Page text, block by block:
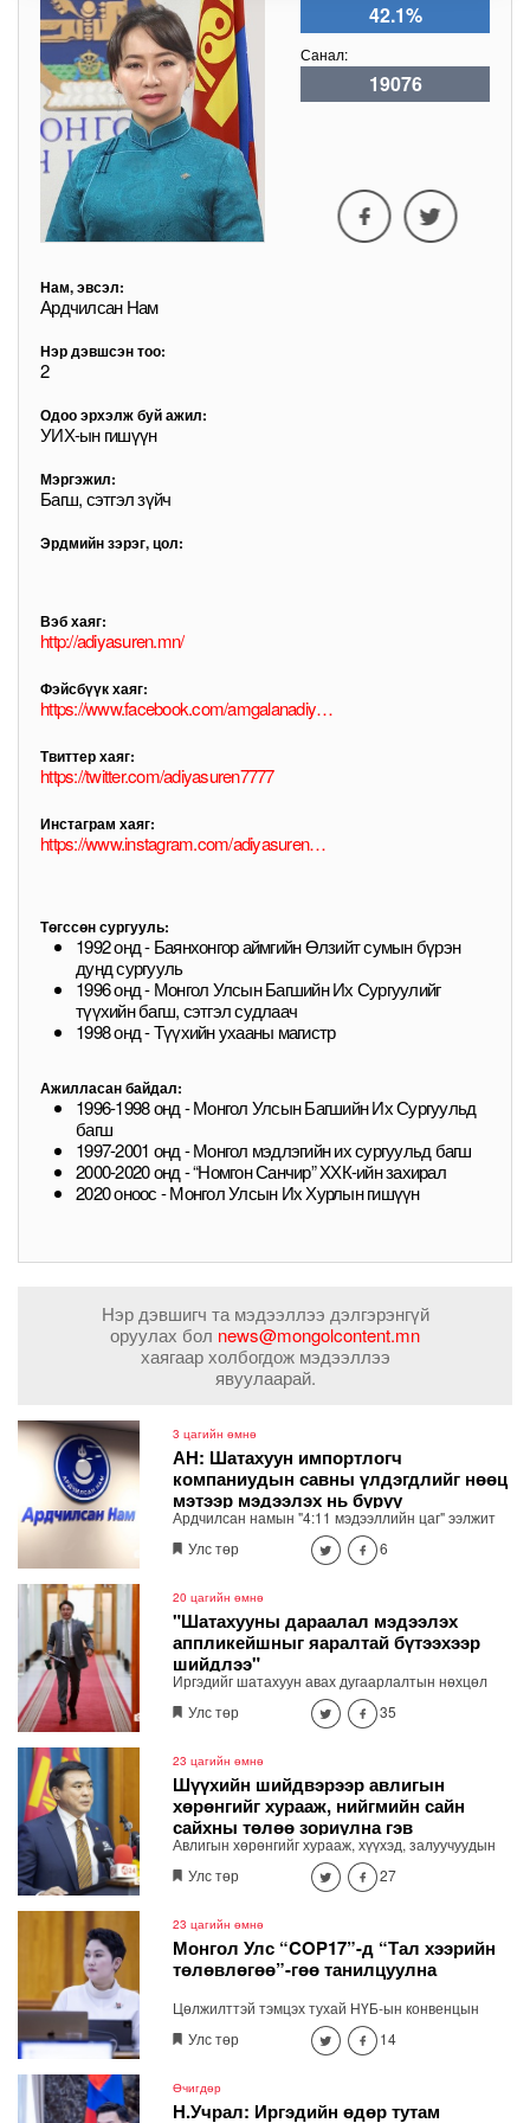
42.1%
Санал:
19076
Нам, эвсэл:
Ардчилсан Нам
Нэр дэвшсэн тоо:
2
Одоо эрхэлж буй ажил:
УИХ-ын гишүүн
Мэргэжил:
Багш, сэтгэл зүйч
Эрдмийн зэрэг, цол:
Вэб хаяг:
http://adiyasuren.mn/
Фэйсбүүк хаяг:
https://www.facebook.com/amgalanadiyasuren
Твиттер хаяг:
https://twitter.com/adiyasuren7777
Инстаграм хаяг:
https://www.instagram.com/adiyasurenamgalan/
Төгссөн сургууль:
1992 онд - Баянхонгор аймгийн Өлзийт сумын бүрэн
дунд сургууль
1996 онд - Монгол Улсын Багшийн Их Сургуулийг
түүхийн багш, сэтгэл судлаач
1998 онд - Түүхийн ухааны магистр
Ажилласан байдал:
1996-1998 онд - Монгол Улсын Багшийн Их Сургуульд
багш
1997-2001 онд - Монгол мэдлэгийн их сургуульд багш
2000-2020 онд - “Номгон Санчир” ХХК-ийн захирал
2020 оноос - Монгол Улсын Их Хурлын гишүүн
Нэр дэвшигч та мэдээллээ дэлгэрэнгүй
оруулах бол news@mongolcontent.mn
хаягаар холбогдож мэдээллээ
явуулаарай.
3 цагийн өмнө
АН: Шатахуун импортлогч
компаниудын савны үлдэгдлийг нөөц
мэтээр мэдээлэх нь буруу
Ардчилсан намын "4:11 мэдээллийн цаг" ээлжит
хэвлэлийн бага хурал Төрийн ордны 3 давхарт
болно. Хэвлэлийн хурлаар шатахууны хомсдол,
Улс төр 6
20 цагийн өмнө
"Шатахууны дараалал мэдээлэх
аппликейшныг яаралтай бүтээхээр
шийдлээ"
Иргэдийг шатахуун авах дугаарлалтын нөхцөл
байдлыг бодит цагаар харж явах замаа тооцох
боломжтой мэдээлэл хүргэх зориулалттай
хийхээр шийдлээ. "Шатахууны дарааллыг
мэдээлэх яаралтай бүтээхээр шийдлээ"
Улс төр 35
23 цагийн өмнө
Шүүхийн шийдвэрээр авлигын
хөрөнгийг хурааж, нийгмийн сайн
сайхны төлөө зориулна гэв
Авлигын хөрөнгийг хурааж, хүүхэд, залуучуудын
хөгжлийн санд төвлөрүүлж, зарцуулах тухай
анхдагч хуулийн төслийг Засгийн газрын
Улс төр 27
23 цагийн өмнө
Монгол Улс “COP17”-д “Тал хээрийн
төлөвлөгөө”-гөө танилцуулна
Цөлжилттэй тэмцэх тухай НҮБ-ын конвенцын
талуудын 17 дугаар /COP17/ бага хуралд Монгол
Улсаас дэвшүүлэх үндэсний стратегийн баримт
Засгийн газрын хуралдаанд танилцууллаа.
Улс төр 14
Өчигдөр
Н.Учрал: Иргэдийн өдөр тутам